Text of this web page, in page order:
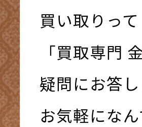
買い取りっ
「買取専門
疑問にお答
お気軽にな